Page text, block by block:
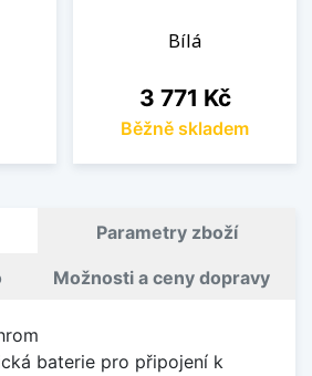
Bílá
Cena
3 771 Kč
Běžně skladem
Parametry zboží
Možnosti a ceny dopravy
baterie pro připojení k